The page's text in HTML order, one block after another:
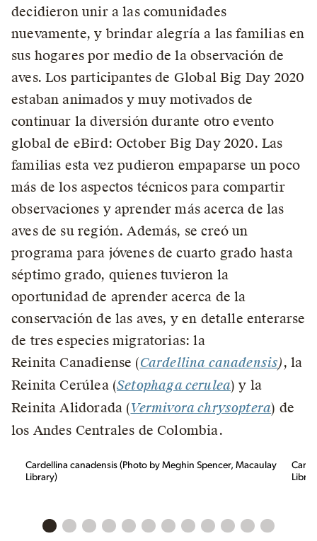
decidieron unir a las comunidades
nuevamente, y brindar alegría a las familias en
sus hogares por medio de la observación de
aves. Los participantes de Global Big Day 2020
estaban animados y muy motivados de
continuar la diversión durante otro evento
global de eBird: October Big Day 2020. Las
familias esta vez pudieron empaparse un poco
más de los aspectos técnicos para compartir
observaciones y aprender más acerca de las
aves de su región. Además, se creó un
programa para jóvenes de cuarto grado hasta
séptimo grado, quienes tuvieron la
oportunidad de aprender acerca de la
conservación de las aves, y en detalle enterarse
de tres especies migratorias: la
Reinita Canadiense (Cardellina canadensis), la
Reinita Cerúlea (Setophaga cerulea) y la
Reinita Alidorada (Vermivora chrysoptera) de
los Andes Centrales de Colombia.
Cardellina canadensis (Photo by Meghin Spencer, Macaulay
Library)